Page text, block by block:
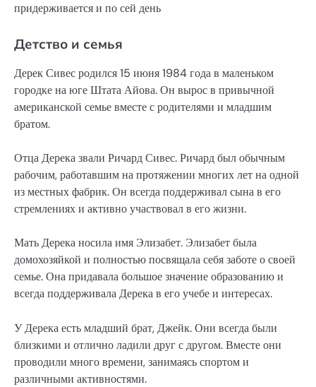
придерживается и по сей день
Детство и семья
Дерек Сивес родился 15 июня 1984 года в маленьком
городке на юге Штата Айова. Он вырос в привычной
американской семье вместе с родителями и младшим
братом.
Отца Дерека звали Ричард Сивес. Ричард был обычным
рабочим, работавшим на протяжении многих лет на одной
из местных фабрик. Он всегда поддерживал сына в его
стремлениях и активно участвовал в его жизни.
Мать Дерека носила имя Элизабет. Элизабет была
домохозяйкой и полностью посвящала себя заботе о своей
семье. Она придавала большое значение образованию и
всегда поддерживала Дерека в его учебе и интересах.
У Дерека есть младший брат, Джейк. Они всегда были
близкими и отлично ладили друг с другом. Вместе они
проводили много времени, занимаясь спортом и
различными активностями.